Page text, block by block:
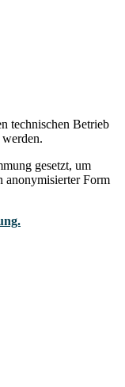
technischen Betrieb
gesetzt, um
anonymisierter Form